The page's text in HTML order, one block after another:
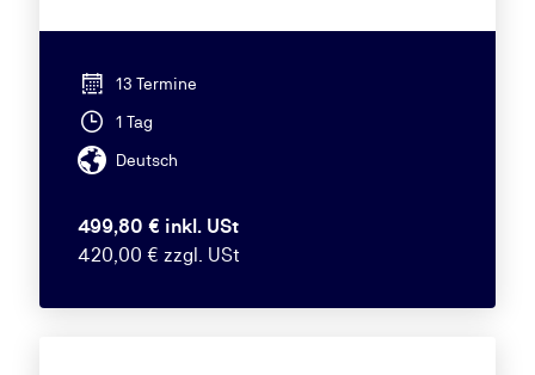
13 Termine
1 Tag
Deutsch
499,80 € inkl. USt
420,00 € zzgl. USt